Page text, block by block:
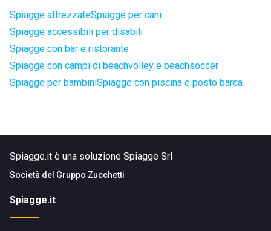
Spiagge attrezzateSpiagge per cani
Spiagge accessibili per disabili
Spiagge con bar e ristorante
Spiagge con campi di beachvolley e beachsoccer
Spiagge per bambiniSpiagge con piscina e posto barca
Spiagge.it è una soluzione Spiagge Srl
Società del Gruppo Zucchetti
Spiagge.it